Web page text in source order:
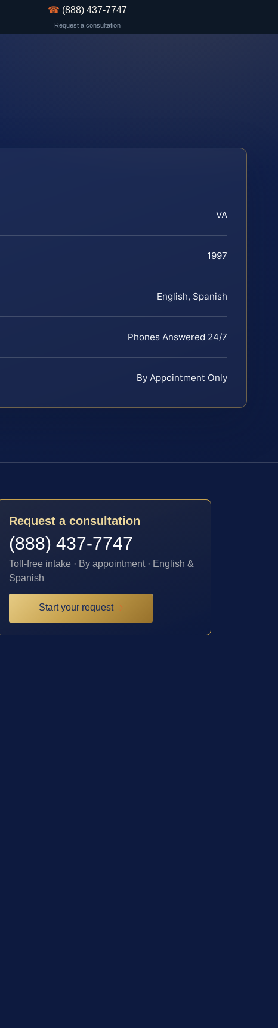
☎ (888) 437-7747
Request a consultation
VA
1997
English, Spanish
Phones Answered 24/7
By Appointment Only
Request a consultation
(888) 437-7747
Toll-free intake · By appointment · English &
Spanish
Start your request